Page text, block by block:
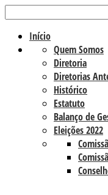
Início
Quem Somos
Diretoria
Diretorias
Histórico
Estatuto
Balanço de
Eleições 2022